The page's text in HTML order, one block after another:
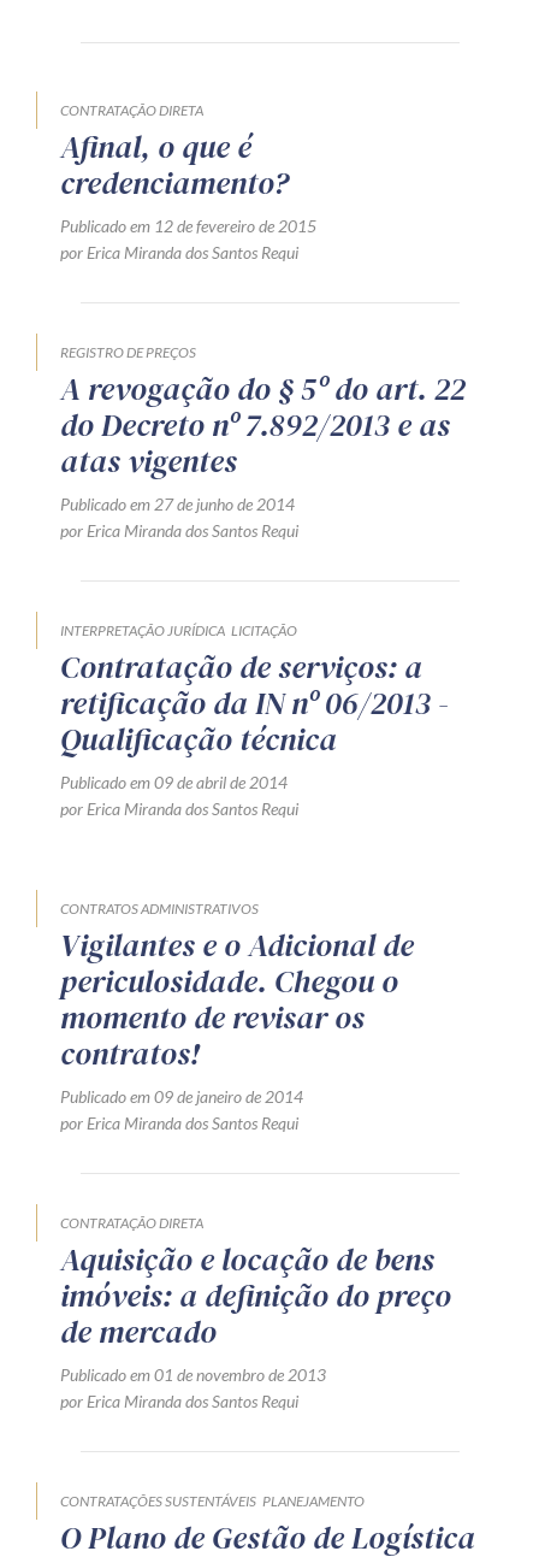
Zênite Play
Orientação por Escrito
Mentoria Zênite
Capacitação
Eventos presenciais
Zênite in Company
Diferenciais
Av. Sete de Setembro, 4698
Batel Curitiba/ PR CEP80240-000
Telefone (41) 2109-8666
Whatsapp (41) 98881-6616
CONTRATAÇÃO DIRETA
Afinal, o que é
credenciamento?
Publicado em 12 de fevereiro de 2015
por Erica Miranda dos Santos Requi
REGISTRO DE PREÇOS
A revogação do § 5º do art. 22
do Decreto nº 7.892/2013 e as
atas vigentes
Publicado em 27 de junho de 2014
por Erica Miranda dos Santos Requi
INTERPRETAÇÃO JURÍDICA LICITAÇÃO
Contratação de serviços: a
retificação da IN nº 06/2013 -
Qualificação técnica
Publicado em 09 de abril de 2014
por Erica Miranda dos Santos Requi
CONTRATOS ADMINISTRATIVOS
Vigilantes e o Adicional de
periculosidade. Chegou o
momento de revisar os
contratos!
Publicado em 09 de janeiro de 2014
por Erica Miranda dos Santos Requi
CONTRATAÇÃO DIRETA
Aquisição e locação de bens
imóveis: a definição do preço
de mercado
Publicado em 01 de novembro de 2013
por Erica Miranda dos Santos Requi
CONTRATAÇÕES SUSTENTÁVEIS PLANEJAMENTO
O Plano de Gestão de Logística